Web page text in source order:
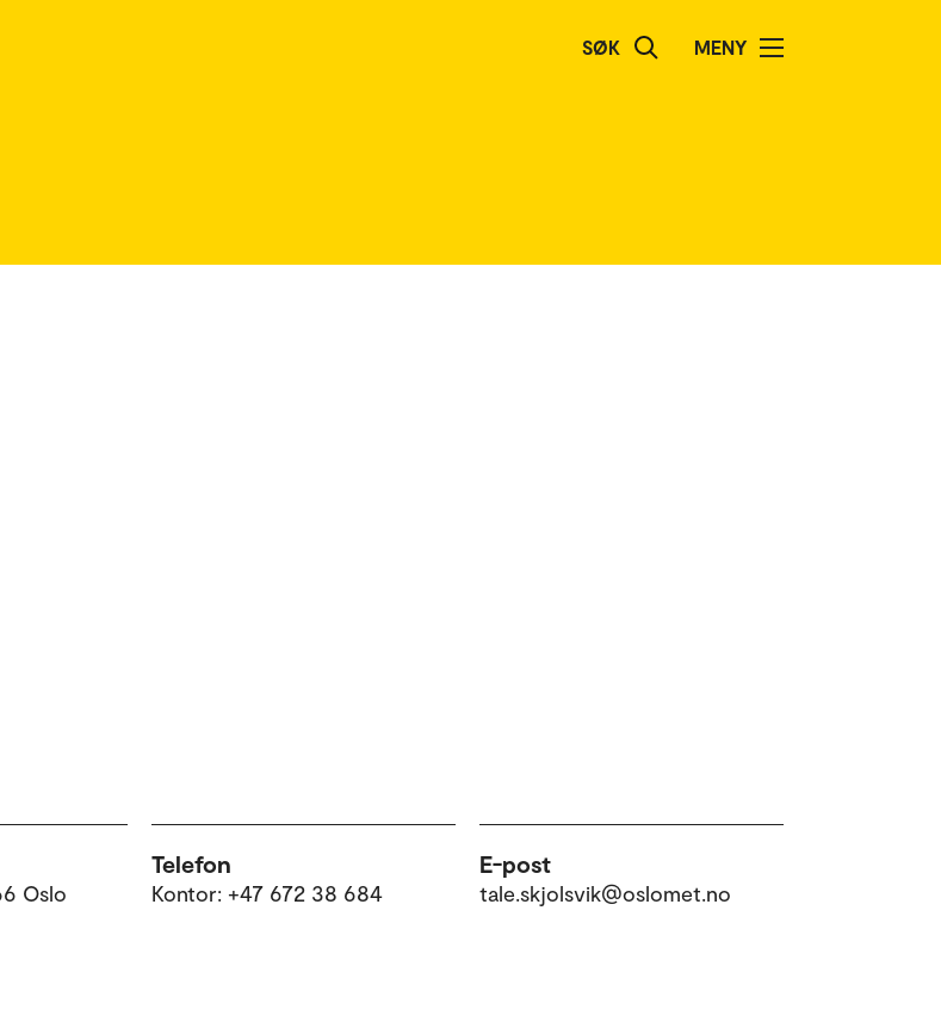
SØK MENY
Oslo
Telefon
Kontor: +47 672 38 684
E-post
tale.skjolsvik@oslomet.no